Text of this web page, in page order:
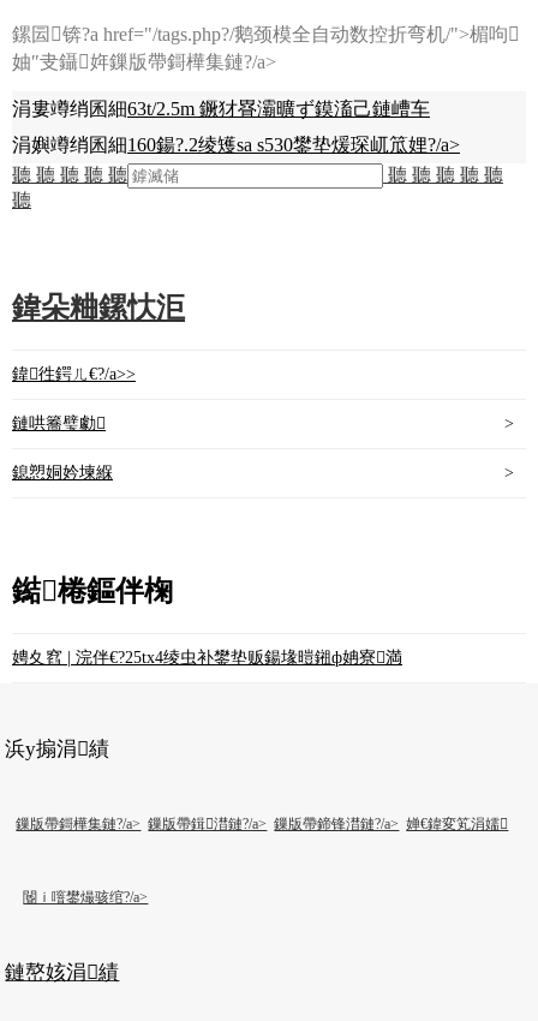
鏍囩锛?a href="/tags.php?/鹅颈模全自动数控折弯机/">楣呴
妯″叏鑷姩鏁版帶鎶樺集鏈?/a>
涓婁竴绡囷細63t/2.5m 鐝犲疂灞曠ず鏌滀己鏈嶆车
涓嬩竴绡囷細160鍚?.2绫矱sa s530鐢垫煖琛屼笟娌?/a>
聽 聽 聽 聽 聽
聽 聽 聽 聽 聽
聽
鍏朵粬鏍忕洰
鍏徃鍔ㄦ€?/a>>
鏈哄簥璧勮 >
鎴愬姛妗堜緥 >
鐑棬鏂伴椈
娉夊窞 | 浣伴€?25tx4绫虫补鐢垫贩鍚堟暟鎺ф姌寮満
浜у搧涓績
鏁版帶鎶樺集鏈?/a> 鏁版帶鍓澘鏈?/a> 鏁版帶鍗锋澘鏈?/a> 婵€鍏変笂涓嬬
閽ｉ噾鐢熶骇绾?/a>
鏈嶅姟涓績